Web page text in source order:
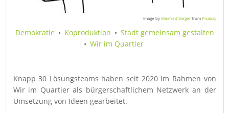
Image byManfred StegerfromPixabay
Demokratie • Koproduktion • Stadt gemeinsam gestalten
• Wir im Quartier
Knapp 30 Lösungsteams haben seit 2020 im Rahmen von
Wir im Quartier als bürgerschaftlichem Netzwerk an der
Umsetzung von Ideen gearbeitet.